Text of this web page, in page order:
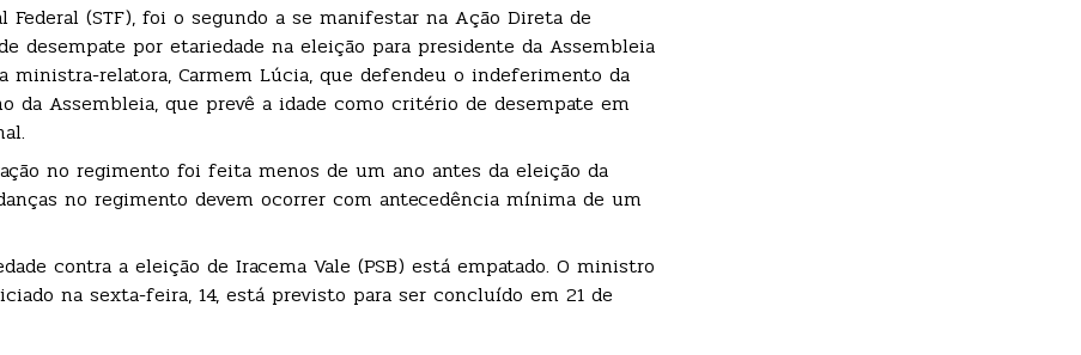
(STF), foi o segundo a se manifestar na Ação Direta de
por etariedade na eleição para presidente da Assembleia
ministra-relatora, Carmem Lúcia, que defendeu o indeferimento da
Assembleia, que prevê a idade como critério de desempate em
no regimento foi feita menos de um ano antes da eleição da
no regimento devem ocorrer com antecedência mínima de um
contra a eleição de Iracema Vale (PSB) está empatado. O ministro
na sexta-feira, 14, está previsto para ser concluído em 21 de